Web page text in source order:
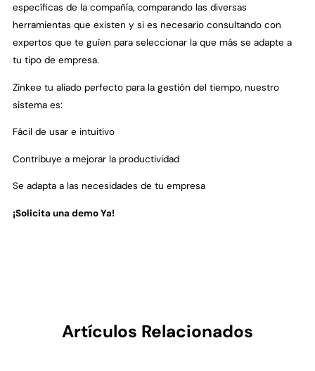
específicas de la compañía, comparando las diversas
herramientas que existen y si es necesario consultando con
expertos que te guíen para seleccionar la que más se adapte a
tu tipo de empresa.
Zinkee tu aliado perfecto para la gestión del tiempo, nuestro
sistema es:
Fácil de usar e intuitivo
Contribuye a mejorar la productividad
Se adapta a las necesidades de tu empresa
¡Solicita una demo Ya!
Artículos Relacionados